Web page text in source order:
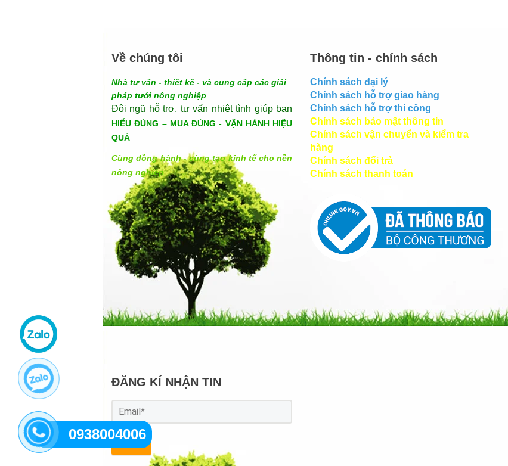
Về chúng tôi
Nhà tư vấn - thiết kế - và cung cấp các giải
pháp tưới nông nghiệp
Đội ngũ hỗ trợ, tư vấn nhiệt tình giúp bạn
HIỂU ĐÚNG – MUA ĐÚNG - VẬN HÀNH HIỆU
QUẢ
Cùng đồng hành - cùng tạo kinh tế cho nền
nông nghiệp
Thông tin - chính sách
Chính sách đại lý
Chính sách hỗ trợ giao hàng
Chính sách hỗ trợ thi công
Chính sách bảo mật thông tin
Chính sách vận chuyển và kiểm tra
hàng
Chính sách đổi trả
Chính sách thanh toán
ĐĂNG KÍ NHẬN TIN
0938004006